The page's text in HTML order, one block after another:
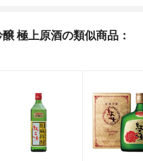
極上原酒の類似商品：